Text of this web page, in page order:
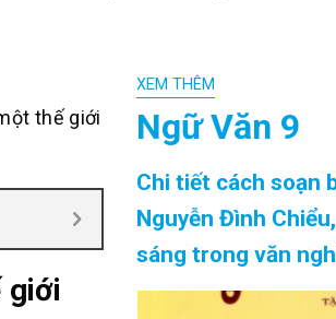
thế giới
giới
XEM THÊM
Ngữ Văn 9
Chi tiết cách soạn
Nguyễn Đình
sáng trong văn
tộc siêu ngắn